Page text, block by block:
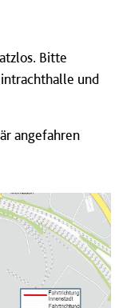
Bitte
und
angefahren